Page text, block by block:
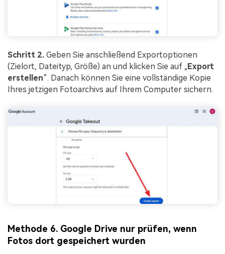
Schritt 2. Geben Sie anschließend Exportoptionen
(Zielort, Dateityp, Größe) an und klicken Sie auf „Export
erstellen“. Danach können Sie eine vollständige Kopie
Ihres jetzigen Fotoarchivs auf Ihrem Computer sichern.
Methode 6. Google Drive nur prüfen, wenn
Fotos dort gespeichert wurden